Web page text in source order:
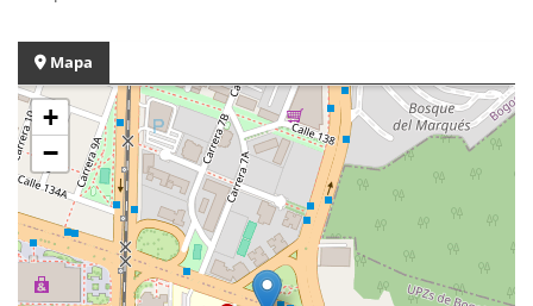
Mapa
+
−